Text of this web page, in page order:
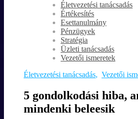
Életvezetési tanácsadás
Értékesítés
Esettanulmány
Pénzügyek
Stratégia
Üzleti tanácsadás
Vezetői ismeretek
Életvezetési tanácsadás, Vezetői
5 gondolkodási hiba,
mindenki beleesik